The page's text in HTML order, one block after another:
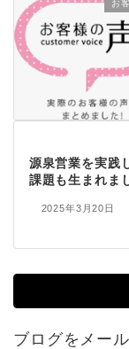
お
源泉営業を実践
課題も生まれま
2025年3月20日
ブログをメー